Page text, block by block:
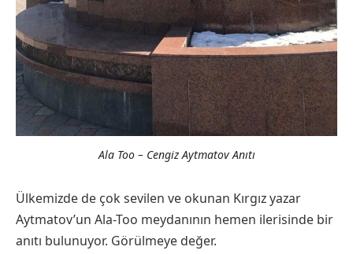
Ala Too – Cengiz Aytmatov Anıtı
Ülkemizde de çok sevilen ve okunan Kırgız yazar
Aytmatov’un Ala-Too meydanının hemen ilerisinde bir
anıtı bulunuyor. Görülmeye değer.